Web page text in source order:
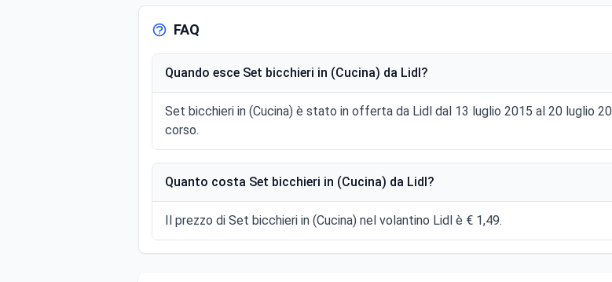
FAQ
Quando esce Set bicchieri in (Cucina) da Lidl?
Set bicchieri in (Cucina) è stato in offerta da Lidl dal 13 luglio 2015 al 20 luglio
corso.
Quanto costa Set bicchieri in (Cucina) da Lidl?
Il prezzo di Set bicchieri in (Cucina) nel volantino Lidl è € 1,49.